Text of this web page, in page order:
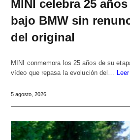
MINI celebra 25
bajo BMW sin
del original
MINI conmemora los 25 años de su
vídeo que repasa la evolución del…
5 agosto, 2026